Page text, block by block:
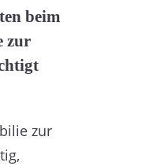
beim
zur
zur